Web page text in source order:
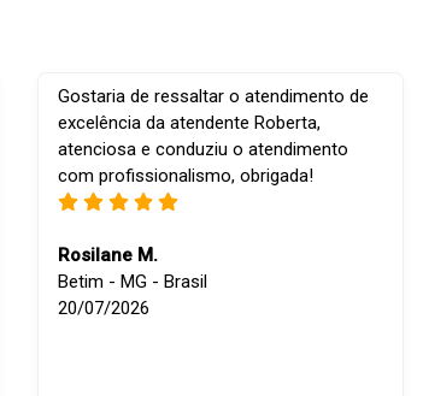
Gostaria de ressaltar o atendimento de
excelência da atendente Roberta,
atenciosa e conduziu o atendimento
com profissionalismo, obrigada!
Rosilane M.
Betim - MG - Brasil
20/07/2026